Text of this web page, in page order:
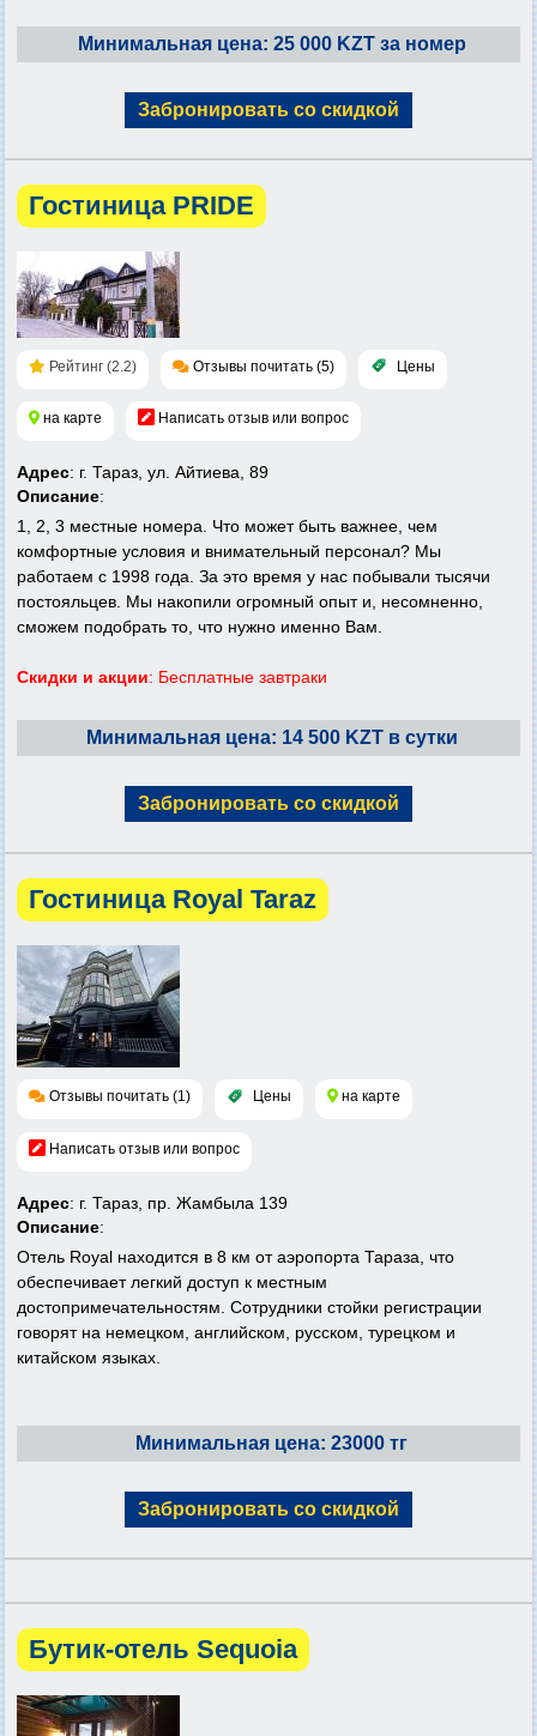
Минимальная цена: 25 000 KZT за номер
Забронировать со скидкой
Гостиница PRIDE
Рейтинг (2.2) Отзывы почитать (5) Цены
на карте Написать отзыв или вопрос
Адрес: г. Тараз, ул. Айтиева, 89
Описание:
1, 2, 3 местные номера. Что может быть важнее, чем
комфортные условия и внимательный персонал? Мы
работаем с 1998 года. За это время у нас побывали тысячи
постояльцев. Мы накопили огромный опыт и, несомненно,
сможем подобрать то, что нужно именно Вам.
Скидки и акции: Бесплатные завтраки
Минимальная цена: 14 500 KZT в сутки
Забронировать со скидкой
Гостиница Royal Taraz
Отзывы почитать (1) Цены на карте
Написать отзыв или вопрос
Адрес: г. Тараз, пр. Жамбыла 139
Описание:
Отель Royal находится в 8 км от аэропорта Тараза, что
обеспечивает легкий доступ к местным
достопримечательностям. Сотрудники стойки регистрации
говорят на немецком, английском, русском, турецком и
китайском языках.
Минимальная цена: 23000 тг
Забронировать со скидкой
Бутик-отель Sequoia